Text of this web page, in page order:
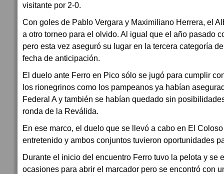
visitante por 2-0.
Con goles de Pablo Vergara y Maximiliano Herrera, el
a otro torneo para el olvido. Al igual que el año pasado
pero esta vez aseguró su lugar en la tercera categoría
fecha de anticipación.
El duelo ante Ferro en Pico sólo se jugó para cumplir
los rionegrinos como los pampeanos ya habían
Federal A y también se habían quedado sin
ronda de la Reválida.
En ese marco, el duelo que se llevó a cabo en El
entretenido y ambos conjuntos tuvieron oportunidades
Durante el inicio del encuentro Ferro tuvo la pelota y se
ocasiones para abrir el marcador pero se encontró con